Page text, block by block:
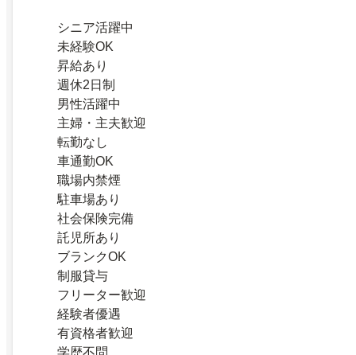
シニア活躍中
未経験OK
昇給あり
週休2日制
男性活躍中
主婦・主夫歓迎
転勤なし
車通勤OK
職場内禁煙
駐車場あり
社会保険完備
託児所あり
ブランクOK
制服貸与
フリーター歓迎
経験者優遇
有資格者歓迎